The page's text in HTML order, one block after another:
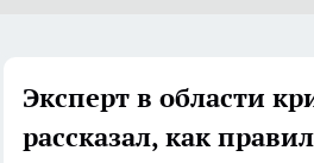
Эксперт в области
рассказал, как